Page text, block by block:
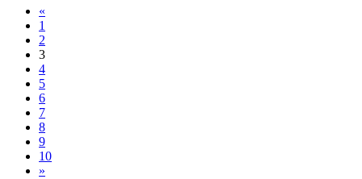
«
1
2
3
4
5
6
7
8
9
10
»